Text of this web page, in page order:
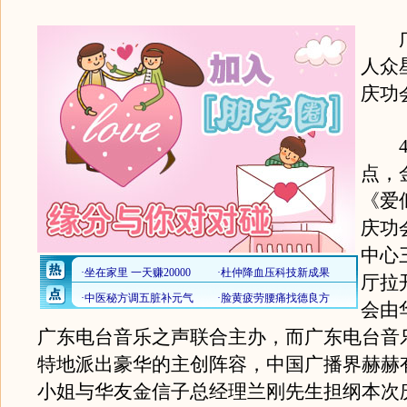
广
人众
庆功
4
点，
《
庆功
中心
厅拉
会由
广东电台音乐之声联合主办，而广东电台音
特地派出豪华的主创阵容，中国广播界赫赫
小姐与华友金信子总经理兰刚先生担纲本次